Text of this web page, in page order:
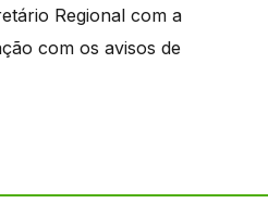
Regional com a
com os avisos de